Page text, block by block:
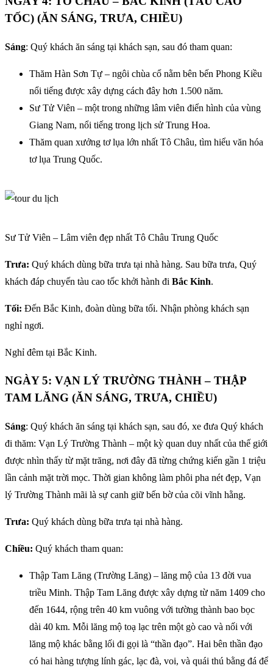
TỐC) (ĂN SÁNG, TRƯA, CHIỀU)
Sáng: Quý khách ăn sáng tại khách sạn, sau đó tham quan:
Thăm Hàn Sơn Tự – ngôi chùa cổ nằm bên bến Phong Kiều
nổi tiếng được xây dựng cách đây hơn 1.500 năm.
Sư Tử Viên – một trong những lâm viên điển hình của vùng
Giang Nam, nổi tiếng trong lịch sử Trung Hoa.
Thăm quan xưởng tơ lụa lớn nhất Tô Châu, tìm hiểu văn hóa
tơ lụa Trung Quốc.
Sư Tử Viên – Lâm viên đẹp nhất Tô Châu Trung Quốc
Trưa: Quý khách dùng bữa trưa tại nhà hàng. Sau bữa trưa, Quý
khách đáp chuyến tàu cao tốc khởi hành đi Bắc Kinh.
Tối: Đến Bắc Kinh, đoàn dùng bữa tối. Nhận phòng khách sạn
nghỉ ngơi.
Nghỉ đêm tại Bắc Kinh.
NGÀY 5: VẠN LÝ TRƯỜNG THÀNH – THẬP
TAM LĂNG (ĂN SÁNG, TRƯA, CHIỀU)
Sáng: Quý khách ăn sáng tại khách sạn, sau đó, xe đưa Quý khách
đi thăm: Vạn Lý Trường Thành – một kỳ quan duy nhất của thế giới
được nhìn thấy từ mặt trăng, nơi đây đã từng chứng kiến gần 1 triệu
lần cảnh mặt trời mọc. Thời gian không làm phôi pha nét đẹp, Vạn
lý Trường Thành mãi là sự canh giữ bến bờ của cõi vĩnh hằng.
Trưa: Quý khách dùng bữa trưa tại nhà hàng.
Chiều: Quý khách tham quan:
Thập Tam Lăng (Trường Lăng) – lăng mộ của 13 đời vua
triều Minh. Thập Tam Lăng được xây dựng từ năm 1409 cho
đến 1644, rộng trên 40 km vuông với tường thành bao bọc
dài 40 km. Mỗi lăng mộ toạ lạc trên một gò cao và nối với
lăng mộ khác bằng lối đi gọi là “thần đạo”. Hai bên thần đạo
có hai hàng tượng lính gác, lạc đà, voi, và quái thú bằng đá để